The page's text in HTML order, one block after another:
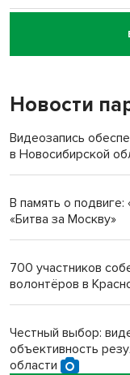
Новосибирский суд
пенсионерки на
«Мы живём на
терроризируют
Инвалид получил
Новости
Видеозапись
в Новосибирской
В память о
«Битва за Москву»
700 участников
волонтёров в
Честный выбор:
объективность
области